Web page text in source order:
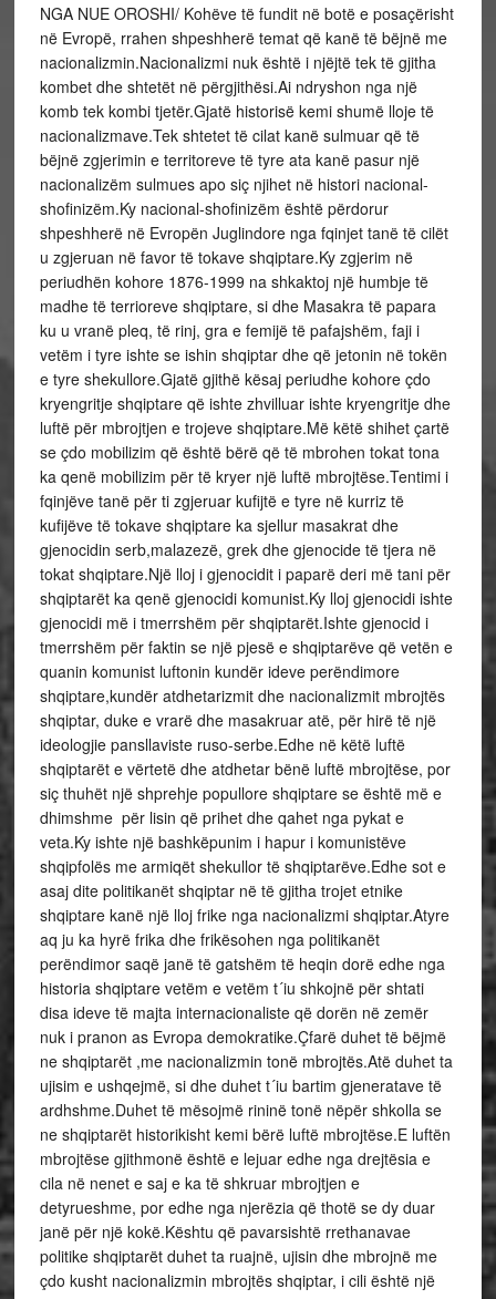
NGA NUE OROSHI/ Kohëve të fundit në botë e posaçërisht
në Evropë, rrahen shpeshherë temat që kanë të bëjnë me
nacionalizmin.Nacionalizmi nuk është i njëjtë tek të gjitha
kombet dhe shtetët në përgjithësi.Ai ndryshon nga një
komb tek kombi tjetër.Gjatë historisë kemi shumë lloje të
nacionalizmave.Tek shtetet të cilat kanë sulmuar që të
bëjnë zgjerimin e territoreve të tyre ata kanë pasur një
nacionalizëm sulmues apo siç njihet në histori nacional-
shofinizëm.Ky nacional-shofinizëm është përdorur
shpeshherë në Evropën Juglindore nga fqinjet tanë të cilët
u zgjeruan në favor të tokave shqiptare.Ky zgjerim në
periudhën kohore 1876-1999 na shkaktoj një humbje të
madhe të terrioreve shqiptare, si dhe Masakra të papara
ku u vranë pleq, të rinj, gra e femijë të pafajshëm, faji i
vetëm i tyre ishte se ishin shqiptar dhe që jetonin në tokën
e tyre shekullore.Gjatë gjithë kësaj periudhe kohore çdo
kryengritje shqiptare që ishte zhvilluar ishte kryengritje dhe
luftë për mbrojtjen e trojeve shqiptare.Më këtë shihet çartë
se çdo mobilizim që është bërë që të mbrohen tokat tona
ka qenë mobilizim për të kryer një luftë mbrojtëse.Tentimi i
fqinjëve tanë për ti zgjeruar kufijtë e tyre në kurriz të
kufijëve të tokave shqiptare ka sjellur masakrat dhe
gjenocidin serb,malazezë, grek dhe gjenocide të tjera në
tokat shqiptare.Një lloj i gjenocidit i paparë deri më tani për
shqiptarët ka qenë gjenocidi komunist.Ky lloj gjenocidi ishte
gjenocidi më i tmerrshëm për shqiptarët.Ishte gjenocid i
tmerrshëm për faktin se një pjesë e shqiptarëve që vetën e
quanin komunist luftonin kundër ideve perëndimore
shqiptare,kundër atdhetarizmit dhe nacionalizmit mbrojtës
shqiptar, duke e vrarë dhe masakruar atë, për hirë të një
ideologjie pansllaviste ruso-serbe.Edhe në këtë luftë
shqiptarët e vërtetë dhe atdhetar bënë luftë mbrojtëse, por
siç thuhët një shprehje popullore shqiptare se është më e
dhimshme për lisin që prihet dhe qahet nga pykat e
veta.Ky ishte një bashkëpunim i hapur i komunistëve
shqipfolës me armiqët shekullor të shqiptarëve.Edhe sot e
asaj dite politikanët shqiptar në të gjitha trojet etnike
shqiptare kanë një lloj frike nga nacionalizmi shqiptar.Atyre
aq ju ka hyrë frika dhe frikësohen nga politikanët
perëndimor saqë janë të gatshëm të heqin dorë edhe nga
historia shqiptare vetëm e vetëm t´iu shkojnë për shtati
disa ideve të majta internacionaliste që dorën në zemër
nuk i pranon as Evropa demokratike.Çfarë duhet të bëjmë
ne shqiptarët ,me nacionalizmin tonë mbrojtës.Atë duhet ta
ujisim e ushqejmë, si dhe duhet t´iu bartim gjeneratave të
ardhshme.Duhet të mësojmë rininë tonë nëpër shkolla se
ne shqiptarët historikisht kemi bërë luftë mbrojtëse.E luftën
mbrojtëse gjithmonë është e lejuar edhe nga drejtësia e
cila në nenet e saj e ka të shkruar mbrojtjen e
detyrueshme, por edhe nga njerëzia që thotë se dy duar
janë për një kokë.Kështu që pavarsishtë rrethanavae
politike shqiptarët duhet ta ruajnë, ujisin dhe mbrojnë me
çdo kusht nacionalizmin mbrojtës shqiptar, i cili është një